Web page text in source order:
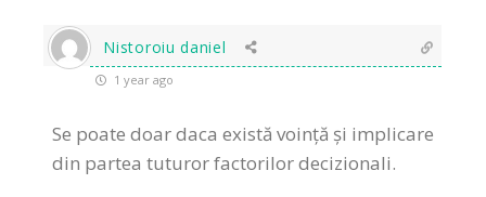
Nistoroiu daniel
1 year ago
Se poate doar daca există voință și implicare
din partea tuturor factorilor decizionali.